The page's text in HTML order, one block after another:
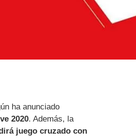
ha anunciado
2020. Además, la
juego cruzado con